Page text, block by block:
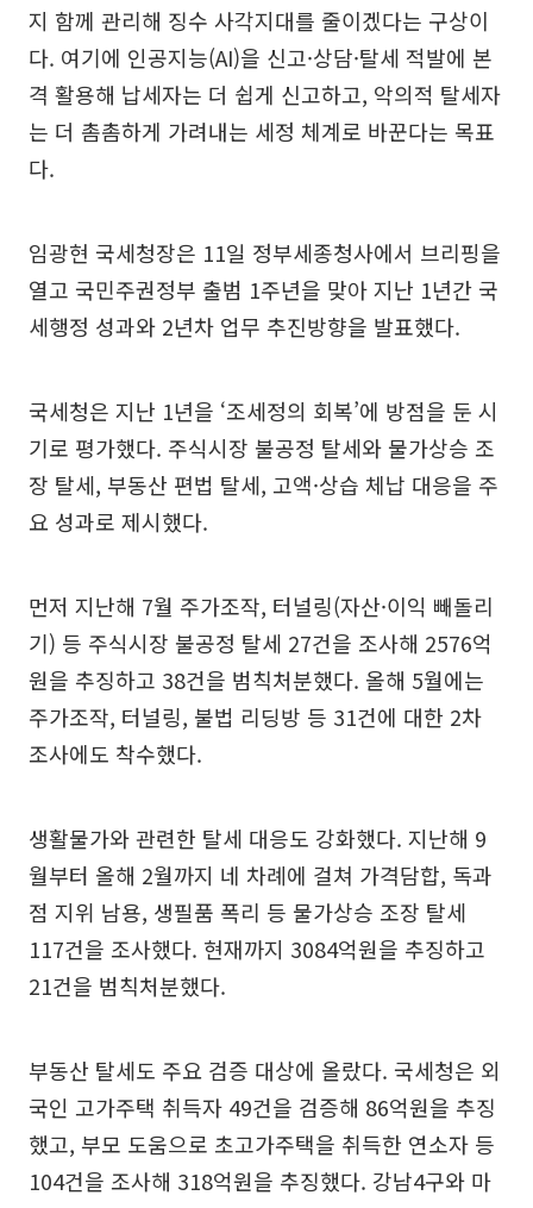
지 함께 관리해 징수 사각지대를 줄이겠다는 구상이
다. 여기에 인공지능(AI)을 신고·상담·탈세 적발에 본
격 활용해 납세자는 더 쉽게 신고하고, 악의적 탈세자
는 더 촘촘하게 가려내는 세정 체계로 바꾼다는 목표
다.
임광현 국세청장은 11일 정부세종청사에서 브리핑을
열고 국민주권정부 출범 1주년을 맞아 지난 1년간 국
세행정 성과와 2년차 업무 추진방향을 발표했다.
국세청은 지난 1년을 ‘조세정의 회복’에 방점을 둔 시
기로 평가했다. 주식시장 불공정 탈세와 물가상승 조
장 탈세, 부동산 편법 탈세, 고액·상습 체납 대응을 주
요 성과로 제시했다.
먼저 지난해 7월 주가조작, 터널링(자산·이익 빼돌리
기) 등 주식시장 불공정 탈세 27건을 조사해 2576억
원을 추징하고 38건을 범칙처분했다. 올해 5월에는
주가조작, 터널링, 불법 리딩방 등 31건에 대한 2차
조사에도 착수했다.
생활물가와 관련한 탈세 대응도 강화했다. 지난해 9
월부터 올해 2월까지 네 차례에 걸쳐 가격담합, 독과
점 지위 남용, 생필품 폭리 등 물가상승 조장 탈세
117건을 조사했다. 현재까지 3084억원을 추징하고
21건을 범칙처분했다.
부동산 탈세도 주요 검증 대상에 올랐다. 국세청은 외
국인 고가주택 취득자 49건을 검증해 86억원을 추징
했고, 부모 도움으로 초고가주택을 취득한 연소자 등
104건을 조사해 318억원을 추징했다. 강남4구와 마